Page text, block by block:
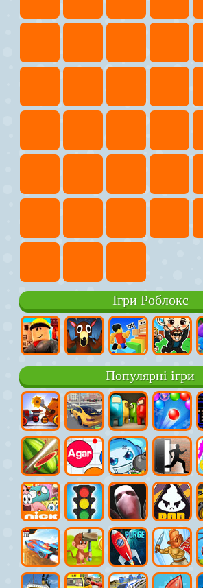
Ігри Роблокс
Популярні ігри